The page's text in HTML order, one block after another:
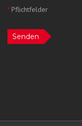
*Pflichtfelder
Senden